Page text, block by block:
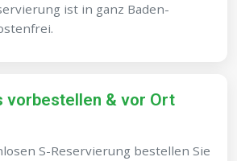
ist in ganz Baden-
vorbestellen & vor Ort
S-Reservierung bestellen Sie